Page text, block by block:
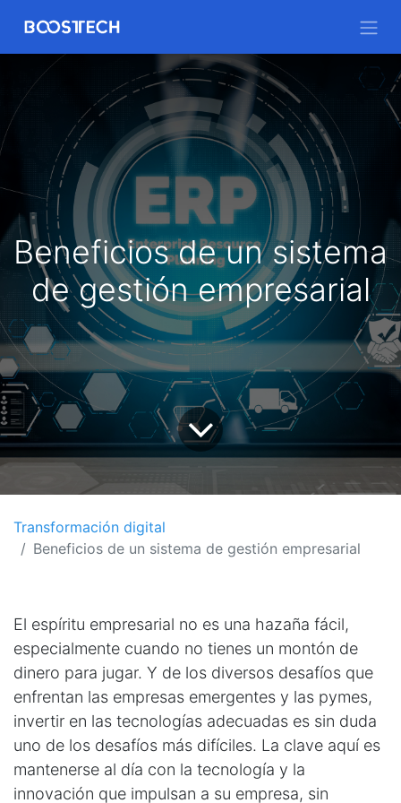
Beneficios de un sistema
de gestión empresarial
Transformación digital
Beneficios de un sistema de gestión empresarial
El espíritu empresarial no es una hazaña fácil,
especialmente cuando no tienes un montón de
dinero para jugar. Y de los diversos desafíos que
enfrentan las empresas emergentes y las pymes,
invertir en las tecnologías adecuadas es sin duda
uno de los desafíos más difíciles. La clave aquí es
mantenerse al día con la tecnología y la
innovación que impulsan a su empresa, sin